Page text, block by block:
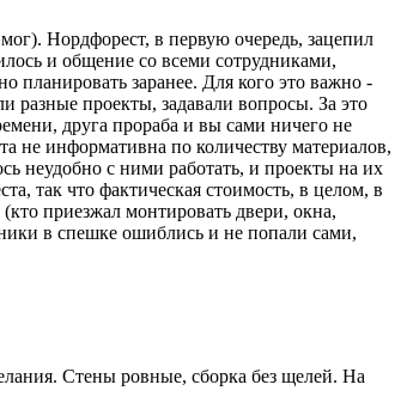
Нордфорест, в первую очередь, зацепил
и общение со всеми сотрудниками,
планировать заранее. Для кого это важно -
разные проекты, задавали вопросы. За это
друга прораба и вы сами ничего не
не информативна по количеству материалов,
неудобно с ними работать, и проекты на их
так что фактическая стоимость, в целом, в
приезжал монтировать двери, окна,
в спешке ошиблись и не попали сами,
Стены ровные, сборка без щелей. На